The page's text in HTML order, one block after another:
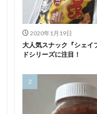
2020年1月19日
大人気スナック『シェイ
ドシリーズに注目！